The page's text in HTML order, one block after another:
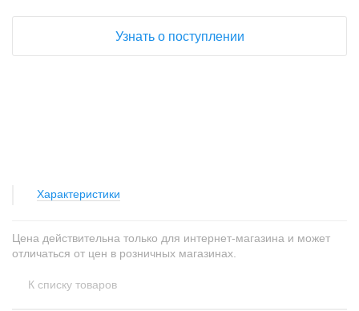
Характеристики
Узнать о поступлении
Цена действительна только для интернет-магазина и может
отличаться от цен в розничных магазинах.
К списку товаров